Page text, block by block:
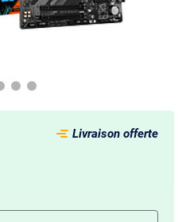
Livraison offerte